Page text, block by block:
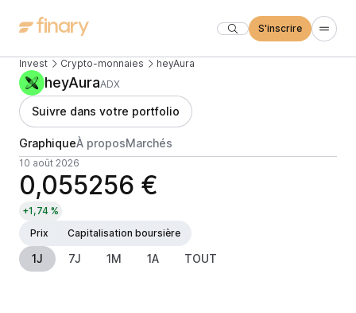
S'inscrire
Invest Crypto-monnaies heyAura
heyAuraADX
Suivre dans votre portfolio
GraphiqueÀ proposMarchés
10 août 2026
0,055256 €
+1,74 %
Prix
Capitalisation boursière
1J 7J 1M 1A TOUT